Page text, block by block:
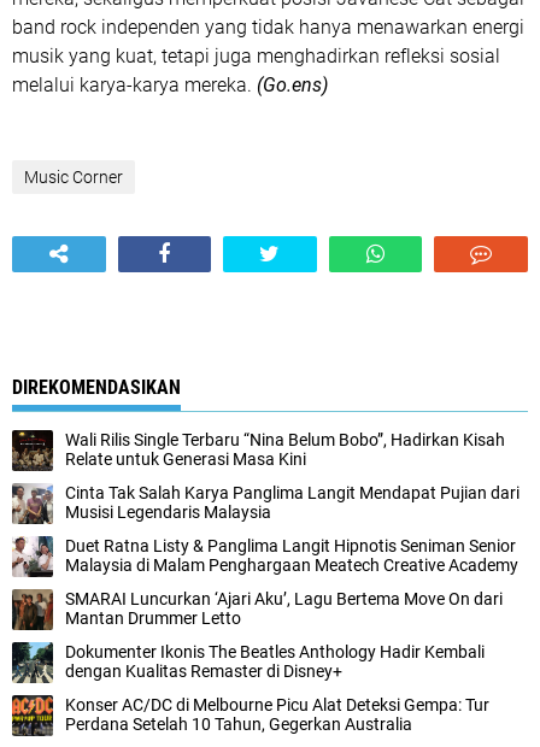
band rock independen yang tidak hanya menawarkan energi
musik yang kuat, tetapi juga menghadirkan refleksi sosial
melalui karya-karya mereka. (Go.ens)
Music Corner
DIREKOMENDASIKAN
Wali Rilis Single Terbaru “Nina Belum Bobo”, Hadirkan Kisah
Relate untuk Generasi Masa Kini
Cinta Tak Salah Karya Panglima Langit Mendapat Pujian dari
Musisi Legendaris Malaysia
Duet Ratna Listy & Panglima Langit Hipnotis Seniman Senior
Malaysia di Malam Penghargaan Meatech Creative Academy
SMARAI Luncurkan ‘Ajari Aku’, Lagu Bertema Move On dari
Mantan Drummer Letto
Dokumenter Ikonis The Beatles Anthology Hadir Kembali
dengan Kualitas Remaster di Disney+
Konser AC/DC di Melbourne Picu Alat Deteksi Gempa: Tur
Perdana Setelah 10 Tahun, Gegerkan Australia